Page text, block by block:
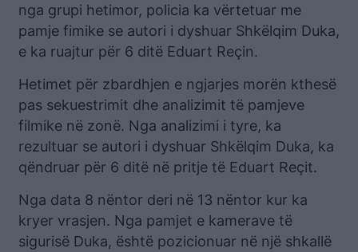
nga grupi hetimor, policia ka vërtetuar me
pamje fimike se autori i dyshuar Shkëlqim Duka,
e ka ruajtur për 6 ditë Eduart Reçin.
Hetimet për zbardhjen e ngjarjes morën kthesë
pas sekuestrimit dhe analizimit të pamjeve
filmike në zonë. Nga analizimi i tyre, ka
rezultuar se autori i dyshuar Shkëlqim Duka, ka
qëndruar për 6 ditë në pritje të Eduart Reçit.
Nga data 8 nëntor deri në 13 nëntor kur ka
kryer vrasjen. Nga pamjet e kamerave të
sigurisë Duka, është pozicionuar në një shkallë